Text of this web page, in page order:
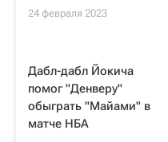
24 февраля 2023
Дабл-дабл Йокича
помог "Денверу"
обыграть "Майами" в
матче НБА